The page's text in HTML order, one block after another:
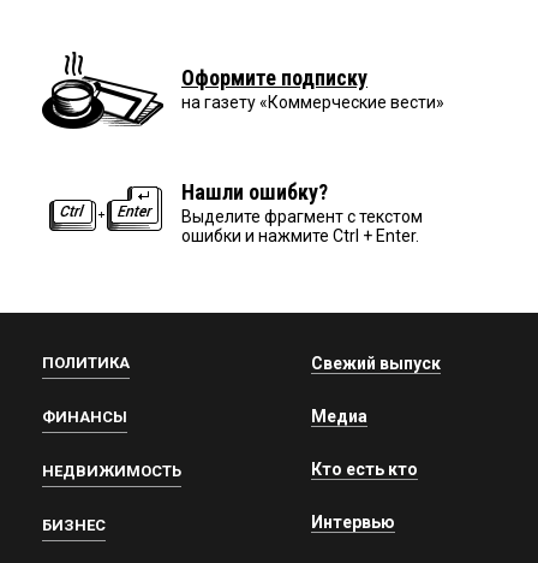
Оформите подписку
на газету «Коммерческие вести»
Нашли ошибку?
Выделите фрагмент с текстом
ошибки и нажмите Ctrl + Enter.
ПОЛИТИКА
ФИНАНСЫ
НЕДВИЖИМОСТЬ
БИЗНЕС
Свежий выпуск
Медиа
Кто есть кто
Интервью